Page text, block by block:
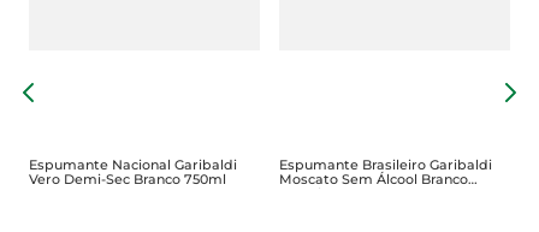
Espumante Nacional Garibaldi
Vero Demi-Sec Branco 750ml
Espumante Brasileiro Garibaldi
Moscato Sem Álcool Branco
750ml